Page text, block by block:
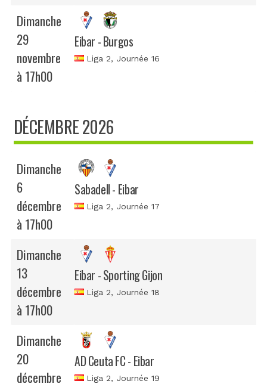
Dimanche
29
novembre
à 17h00
Eibar - Burgos
Liga 2, Journée 16
DÉCEMBRE 2026
Dimanche
6
décembre
à 17h00
Sabadell - Eibar
Liga 2, Journée 17
Dimanche
13
décembre
à 17h00
Eibar - Sporting Gijon
Liga 2, Journée 18
Dimanche
20
décembre
AD Ceuta FC - Eibar
Liga 2, Journée 19